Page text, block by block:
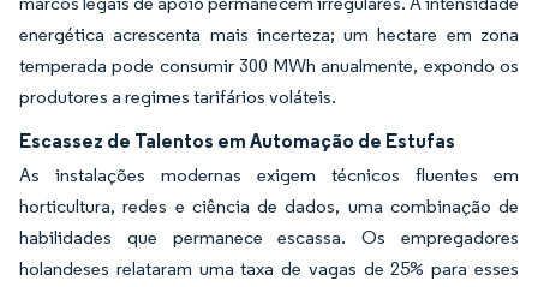
energética acrescenta mais incerteza; um hectare em zona
temperada pode consumir 300 MWh anualmente, expondo os
produtores a regimes tarifários voláteis.
Escassez de Talentos em Automação de Estufas
As instalações modernas exigem técnicos fluentes em
horticultura, redes e ciência de dados, uma combinação de
habilidades que permanece escassa. Os empregadores
holandeses relataram uma taxa de vagas de 25% para esses